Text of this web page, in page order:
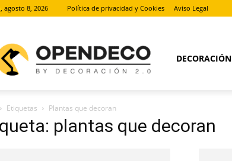
agosto 8, 2026 Política de privacidad y Cookies Aviso Legal
DECORACIÓN
Etiquetas Plantas que decoran
plantas que decoran